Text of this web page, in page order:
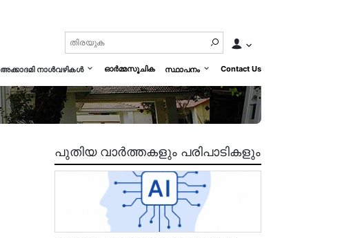
അക്കാദമി നാൾവഴികൾ ഓർമ്മസൂചിക സ്ഥാപനം Contact Us
പുതിയ വാർത്തകളും പരിപാടികളും